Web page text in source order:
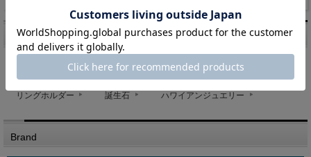
キーワードランキング
メンズ 刻印 結婚指輪
リングホルダー 誕生石 ハワイアンジュエリー
Brand